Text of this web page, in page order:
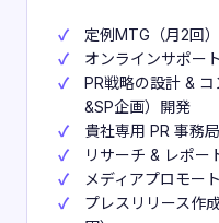
定例MTG（月2回）
オンラインサポー
PR戦略の設計 &
&SP企画）開発
貴社専用 PR 事務
リサーチ & レポー
メディアプロモー
プレスリリース